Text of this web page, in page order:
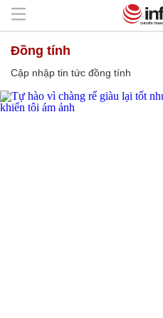
đồng tính
Cập nhập tin tức đồng tính